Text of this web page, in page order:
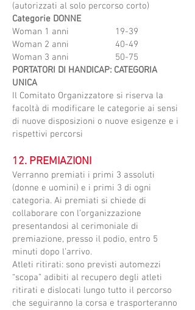
(autorizzati al solo percorso corto)
Categorie DONNE
Woman 1 anni 19-39
Woman 2 anni 40-49
Woman 3 anni 50-75
PORTATORI DI HANDICAP: CATEGORIA
UNICA
​Il Comitato Organizzatore si riserva la
facoltà di modificare le categorie ai sensi
di nuove disposizioni o nuove esigenze e i
rispettivi percorsi
12. PREMIAZIONI
​Verranno premiati i primi 3 assoluti
(donne e uomini) e i primi 3 di ogni
categoria. Ai premiati si chiede di
collaborare con l’organizzazione
presentandosi al cerimoniale di
premiazione, presso il podio, entro 5
minuti dopo l’arrivo.
Atleti ritirati: sono previsti automezzi
“scopa” adibiti al recupero degli atleti
ritirati e dislocati lungo tutto il percorso
che seguiranno la corsa e trasporteranno